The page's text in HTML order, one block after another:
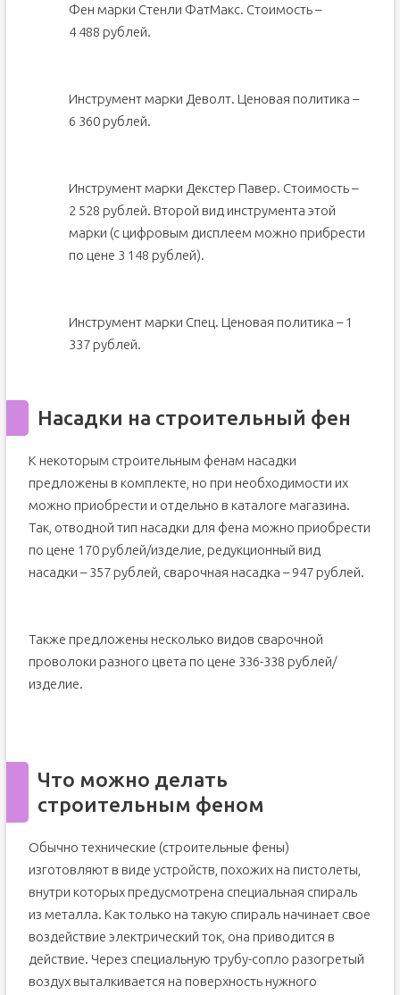
Фен марки Стенли ФатМакс. Стоимость –
4 488 рублей.
Инструмент марки Деволт. Ценовая политика –
6 360 рублей.
Инструмент марки Декстер Павер. Стоимость –
2 528 рублей. Второй вид инструмента этой
марки (с цифровым дисплеем можно прибрести
по цене 3 148 рублей).
Инструмент марки Спец. Ценовая политика – 1
337 рублей.
Насадки на строительный фен
К некоторым строительным фенам насадки
предложены в комплекте, но при необходимости их
можно приобрести и отдельно в каталоге магазина.
Так, отводной тип насадки для фена можно приобрести
по цене 170 рублей/изделие, редукционный вид
насадки – 357 рублей, сварочная насадка – 947 рублей.
Также предложены несколько видов сварочной
проволоки разного цвета по цене 336-338 рублей/
изделие.
Что можно делать
строительным феном
Обычно технические (строительные фены)
изготовляют в виде устройств, похожих на пистолеты,
внутри которых предусмотрена специальная спираль
из металла. Как только на такую спираль начинает свое
воздействие электрический ток, она приводится в
действие. Через специальную трубу-сопло разогретый
воздух выталкивается на поверхность нужного